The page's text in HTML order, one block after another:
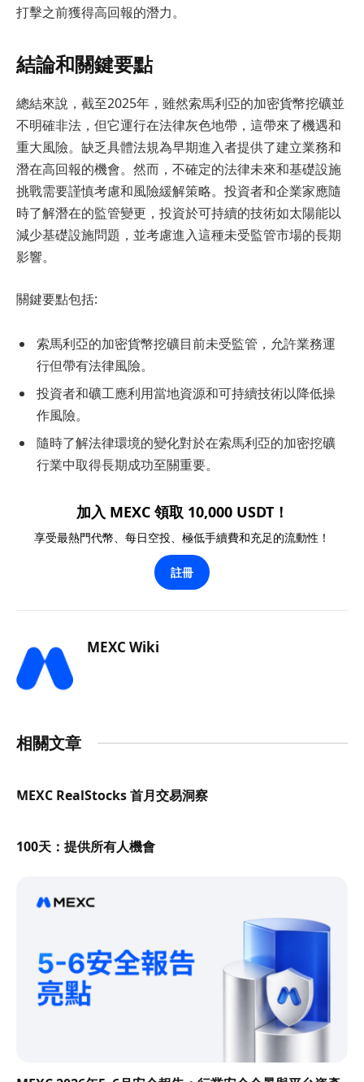
打擊之前獲得高回報的潛力。
結論和關鍵要點
總結來說，截至2025年，雖然索馬利亞的加密貨幣挖礦並
不明確非法，但它運行在法律灰色地帶，這帶來了機遇和
重大風險。缺乏具體法規為早期進入者提供了建立業務和
潛在高回報的機會。然而，不確定的法律未來和基礎設施
挑戰需要謹慎考慮和風險緩解策略。投資者和企業家應隨
時了解潛在的監管變更，投資於可持續的技術如太陽能以
減少基礎設施問題，並考慮進入這種未受監管市場的長期
影響。
關鍵要點包括:
索馬利亞的加密貨幣挖礦目前未受監管，允許業務運
行但帶有法律風險。
投資者和礦工應利用當地資源和可持續技術以降低操
作風險。
隨時了解法律環境的變化對於在索馬利亞的加密挖礦
行業中取得長期成功至關重要。
加入 MEXC 領取 10,000 USDT！
享受最熱門代幣、每日空投、極低手續費和充足的流動性！
註冊
MEXC Wiki
相關文章
MEXC RealStocks 首月交易洞察
100天：提供所有人機會